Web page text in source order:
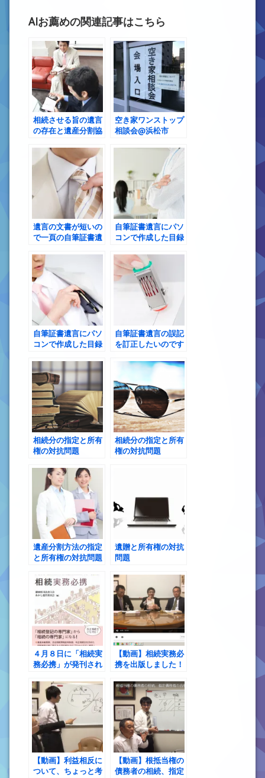
AIお薦めの関連記事はこちら
相続させる旨の遺言
の存在と遺産分割協
空き家ワンストップ
相談会@浜松市
遺言の文書が短いの
で一頁の自筆証書遺
ることはできますか
自筆証書遺言にパソ
コンで作成した目録
が、目録は表裏印刷
でもいいですか
自筆証書遺言にパソ
コンで作成した目録
録には契印をする必
要がありますか
自筆証書遺言の誤記
を訂正したいのです
正するにはどうすれ
相続分の指定と所有
権の対抗問題
相続分の指定と所有
権の対抗問題
遺産分割方法の指定
と所有権の対抗問題
遺贈と所有権の対抗
問題
４月８日に「相続実
務必携」が発刊され
【動画】相続実務必
携を出版しました！
【動画】利益相反に
ついて、ちょっと考
【動画】根抵当権の
債務者の相続、指定